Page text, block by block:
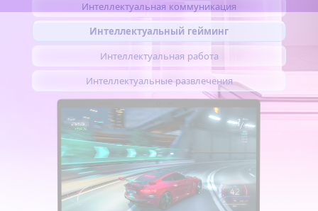
Интеллектуальная коммуникация
Интеллектуальный гейминг
Интеллектуальная работа
Интеллектуальные развлечения